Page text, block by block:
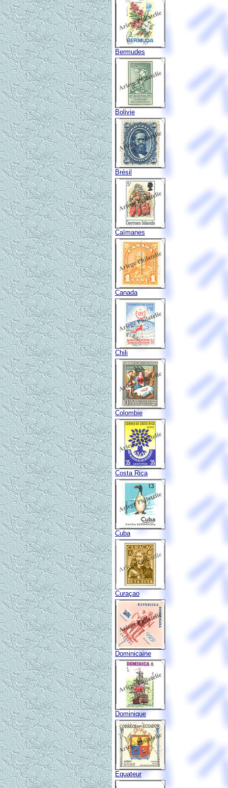
Bermudes
Bolivie
Brésil
Caïmanes
Canada
Chili
Colombie
Costa Rica
Cuba
Curaçao
Dominicaine
Dominique
Equateur